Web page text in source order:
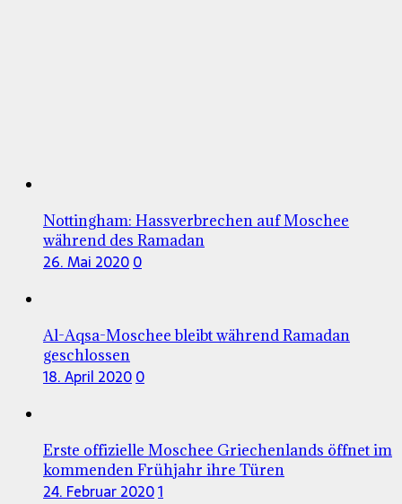
Nottingham: Hassverbrechen auf Moschee
während des Ramadan
26. Mai 20200
Al-Aqsa-Moschee bleibt während Ramadan
geschlossen
18. April 20200
Erste offizielle Moschee Griechenlands öffnet im
kommenden Frühjahr ihre Türen
24. Februar 20201